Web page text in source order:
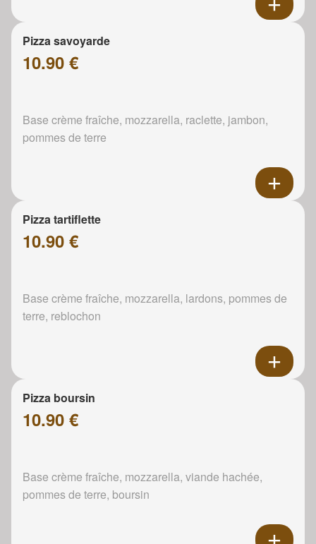
Pizza savoyarde
10.90 €
Base crème fraîche, mozzarella, raclette, jambon,
pommes de terre
Pizza tartiflette
10.90 €
Base crème fraîche, mozzarella, lardons, pommes de
terre, reblochon
Pizza boursin
10.90 €
Base crème fraîche, mozzarella, viande hachée,
pommes de terre, boursin